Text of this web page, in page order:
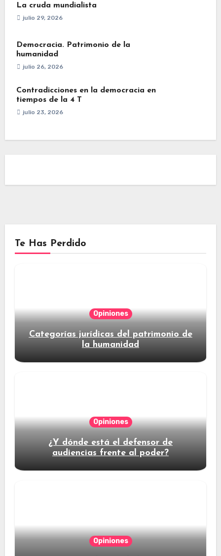
La cruda mundialista
julio 29, 2026
Democracia. Patrimonio de la
humanidad
julio 26, 2026
Contradicciones en la democracia en
tiempos de la 4 T
julio 23, 2026
Te Has Perdido
Opiniones
Categorías jurídicas del patrimonio de
la humanidad
Opiniones
¿Y dónde está el defensor de
audiencias frente al poder?
Opiniones